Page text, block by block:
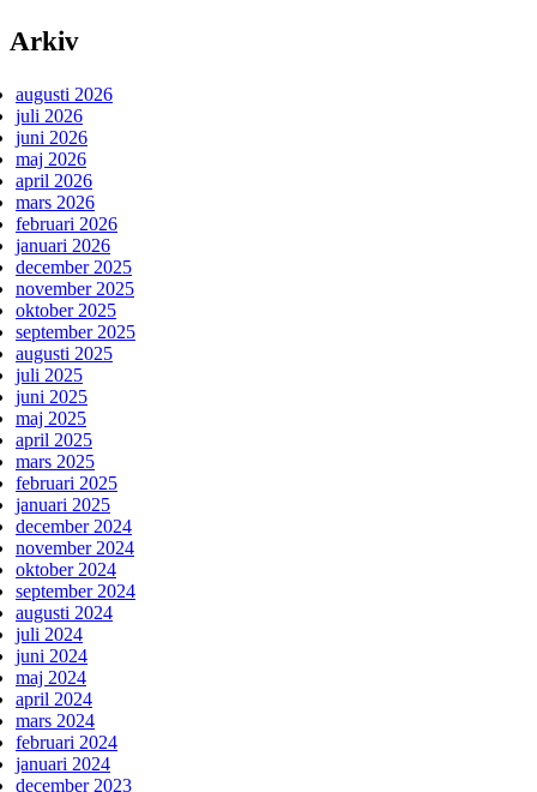
Arkiv
augusti 2026
juli 2026
juni 2026
maj 2026
april 2026
mars 2026
februari 2026
januari 2026
december 2025
november 2025
oktober 2025
september 2025
augusti 2025
juli 2025
juni 2025
maj 2025
april 2025
mars 2025
februari 2025
januari 2025
december 2024
november 2024
oktober 2024
september 2024
augusti 2024
juli 2024
juni 2024
maj 2024
april 2024
mars 2024
februari 2024
januari 2024
december 2023